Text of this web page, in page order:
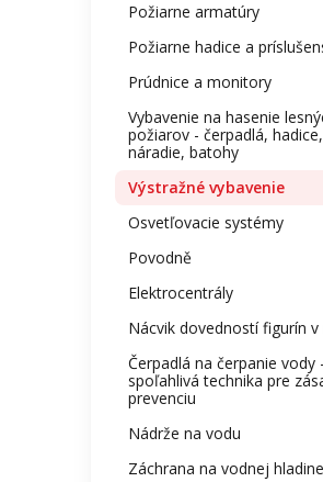
Požiarne armatúry
Požiarne hadice a
Prúdnice a monitory
Vybavenie na hasenie
požiarov - čerpadlá, hadice,
náradie, batohy
Výstražné vybavenie
Osvetľovacie systémy
Povodně
Elektrocentrály
Nácvik dovedností figurín v
Čerpadlá na čerpanie vody -
spoľahlivá technika pre
prevenciu
Nádrže na vodu
Záchrana na vodnej hladine